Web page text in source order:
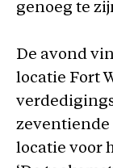
genoeg te
De avond
locatie Fort
zeventiende
locatie voor